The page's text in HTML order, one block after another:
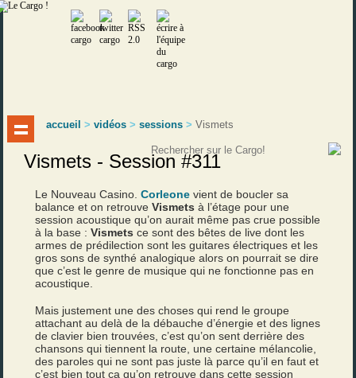
accueil >vidéos >sessions >Vismets
Vismets - Session #311
Le Nouveau Casino.Corleone vient de boucler sa
balance et on retrouveVismetsà l’étage pour une
session acoustique qu’on aurait même pas crue possible
à la base :Vismetsce sont des bêtes de live dont les
armes de prédilection sont les guitares électriques et les
gros sons de synthé analogique alors on pourrait se dire
que c’est le genre de musique qui ne fonctionne pas en
acoustique.
Mais justement une des choses qui rend le groupe
attachant au delà de la débauche d’énergie et des lignes
de clavier bien trouvées, c’est qu’on sent derrière des
chansons qui tiennent la route, une certaine mélancolie,
des paroles qui ne sont pas juste là parce qu’il en faut et
c’est bien tout ça qu’on retrouve dans cette session